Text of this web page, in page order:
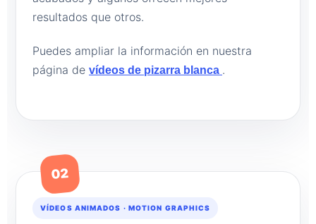
resultados que otros.
Puedes ampliar la información en nuestra
página de vídeos de pizarra blanca .
02
VÍDEOS ANIMADOS · MOTION GRAPHICS